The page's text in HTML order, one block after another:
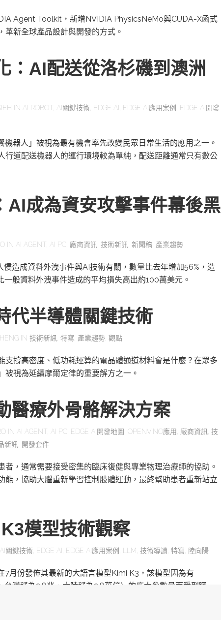
Agent Toolkit，新增NVIDIA PhysicsNeMo與CUDA-X函式
革新全球產品設計與開發的方式。
：AI配送從洛杉磯到澳洲
IN AI ROBOT AI關鍵技術 EDGE AI EDGE AI應用案例 EDGE AI開發
器人」被視為最有機會率先改變民眾日常生活的應用之一。
行道配送機器人的運行環境較為單純，配送距離通常只有數公
AI成為資安攻擊事件幕後黑
IN AI AGENT AI PC 廠商資訊 技術新訊 新聞稿 產業趨勢
造成資料外洩事件與AI技術有關，數量比去年增加56%，造
般資料外洩事件造成的平均損失高出約100萬美元。
代半導體關鍵技術
IN 技術新訊 特寫 產業趨勢 觀點
支撐高密度、低功耗運算的電晶體通道材料會是什麼？在眾多
視為延續摩爾定律的重要解方之一。
醫療外骨骼解決方案
IN AI AGENT AI PC EDGE AI開發地圖 OPENVINO應用 廠商資訊 技
新訊 開發套件
者，通常需要接受密集的臨床復健與專業物理治療師的協助。
能，協助大腦重新學習控制肢體運動，最終幫助患者重新站立
模型技術觀察
AI關鍵技術 EDGE AI EDGE AI應用案例 LLM 技術導讀 特寫 陸向陽
月份發佈其最新的大語言模型Kimi K3，該模型因為有
灣稱為2.8兆，大陸稱為2.8萬億）的龐大參數量而受到矚